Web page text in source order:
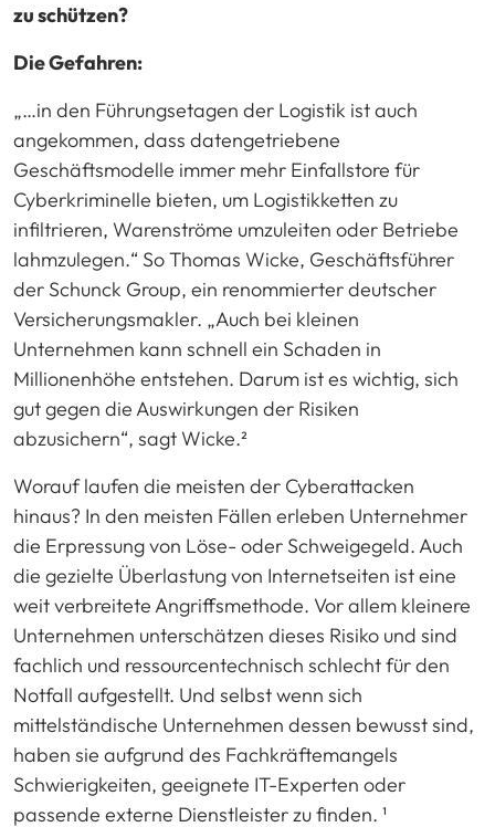
zu schützen?
Die Gefahren:
„…in den Führungsetagen der Logistik ist auch
angekommen, dass datengetriebene
Geschäftsmodelle immer mehr Einfallstore für
Cyberkriminelle bieten, um Logistikketten zu
infiltrieren, Warenströme umzuleiten oder Betriebe
lahmzulegen.“ So Thomas Wicke, Geschäftsführer
der Schunck Group, ein renommierter deutscher
Versicherungsmakler. „Auch bei kleinen
Unternehmen kann schnell ein Schaden in
Millionenhöhe entstehen. Darum ist es wichtig, sich
gut gegen die Auswirkungen der Risiken
abzusichern“, sagt Wicke.²
Worauf laufen die meisten der Cyberattacken
hinaus? In den meisten Fällen erleben Unternehmer
die Erpressung von Löse- oder Schweigegeld. Auch
die gezielte Überlastung von Internetseiten ist eine
weit verbreitete Angriffsmethode. Vor allem kleinere
Unternehmen unterschätzen dieses Risiko und sind
fachlich und ressourcentechnisch schlecht für den
Notfall aufgestellt. Und selbst wenn sich
mittelständische Unternehmen dessen bewusst sind,
haben sie aufgrund des Fachkräftemangels
Schwierigkeiten, geeignete IT-Experten oder
passende externe Dienstleister zu finden. ¹